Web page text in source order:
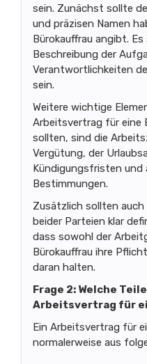
sein. Zunächst sollte
und präzisen Namen
Bürokauffrau angibt.
Beschreibung der
Verantwortlichkeiten
sein.
Weitere wichtige
Arbeitsvertrag für eine
sollten, sind die
Vergütung, der
Kündigungsfristen und
Bestimmungen.
Zusätzlich sollten
beider Parteien klar
dass sowohl der
Bürokauffrau ihre
daran halten.
Frage 2: Welche
Arbeitsvertrag für
Ein Arbeitsvertrag für
normalerweise aus